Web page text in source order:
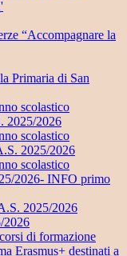
“Accompagnare la
Primaria di San
scolastico
2025/2026
scolastico
2025/2026
scolastico
2026- INFO primo
2025/2026
2026
di formazione
Erasmus+ destinati a